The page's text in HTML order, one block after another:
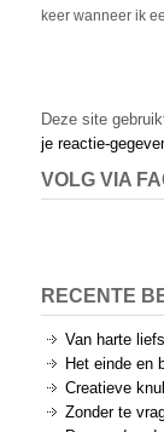
keer wanneer ik
Deze site
je reactie-
VOLG VIA
RECENTE
Van harte
Het einde en
Creatieve knul
Zonder te